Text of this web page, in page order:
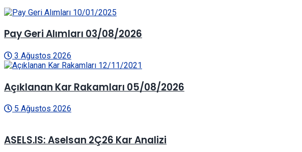
Pay Geri Alımları 03/08/2026
3 Ağustos 2026
Açıklanan Kar Rakamları 05/08/2026
5 Ağustos 2026
ASELS.IS: Aselsan 2Ç26 Kar Analizi